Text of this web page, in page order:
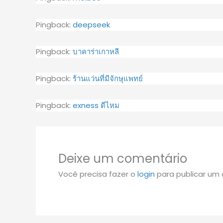
Pingback: deepseek
Pingback: บาคาร่าเกาหลี
Pingback: ร้านแว่นที่มีจักษุแพทย์
Pingback: exness ดีไหม
Deixe um comentário
Você precisa fazer o login para publicar um